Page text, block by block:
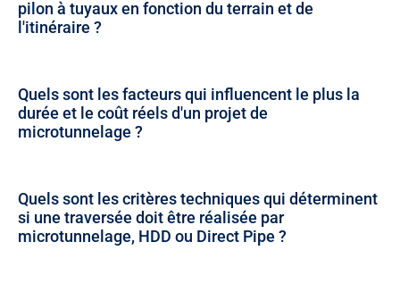
pilon à tuyaux en fonction du terrain et de
l'itinéraire ?
Quels sont les facteurs qui influencent le plus la
durée et le coût réels d'un projet de
microtunnelage ?
Quels sont les critères techniques qui déterminent
si une traversée doit être réalisée par
microtunnelage, HDD ou Direct Pipe ?